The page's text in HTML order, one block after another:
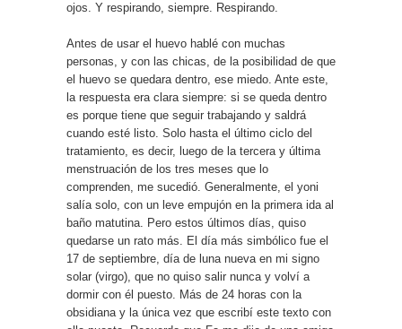
ojos. Y respirando, siempre. Respirando.
Antes de usar el huevo hablé con muchas
personas, y con las chicas, de la posibilidad de que
el huevo se quedara dentro, ese miedo. Ante este,
la respuesta era clara siempre: si se queda dentro
es porque tiene que seguir trabajando y saldrá
cuando esté listo. Solo hasta el último ciclo del
tratamiento, es decir, luego de la tercera y última
menstruación de los tres meses que lo
comprenden, me sucedió. Generalmente, el yoni
salía solo, con un leve empujón en la primera ida al
baño matutina. Pero estos últimos días, quiso
quedarse un rato más. El día más simbólico fue el
17 de septiembre, día de luna nueva en mi signo
solar (virgo), que no quiso salir nunca y volví a
dormir con él puesto. Más de 24 horas con la
obsidiana y la única vez que escribí este texto con